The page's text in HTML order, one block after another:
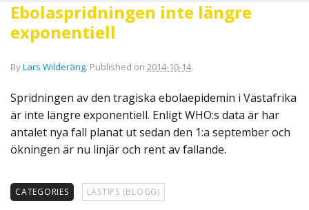
Ebolaspridningen inte längre
exponentiell
ByLars Wilderäng. Published on 2014-10-14.
Spridningen av den tragiska ebolaepidemin i Västafrika
är inte längre exponentiell. Enligt WHO:s data är har
antalet nya fall planat ut sedan den 1:a september och
ökningen är nu linjär och rent av fallande.
CATEGORIES LÄSTIPS (BLOGG)